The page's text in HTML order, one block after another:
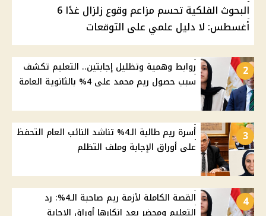
البحوث الفلكية تحسم مزاعم وقوع زلزال غدًا 6
أغسطس: لا دليل علمي على التوقعات
2
روابط وهمية وتظليل إجابتين.. التعليم تكشف
سبب حصول ريم محمد على 4% بالثانوية العامة
3
أسرة ريم طالبة الـ4% تناشد النائب العام التحفظ
على أوراق الإجابة وملف التظلم
4
القصة الكاملة لأزمة ريم صاحبة الـ4%: رد
التعليم ومحضر بعد إنكارها أوراق الإجابة